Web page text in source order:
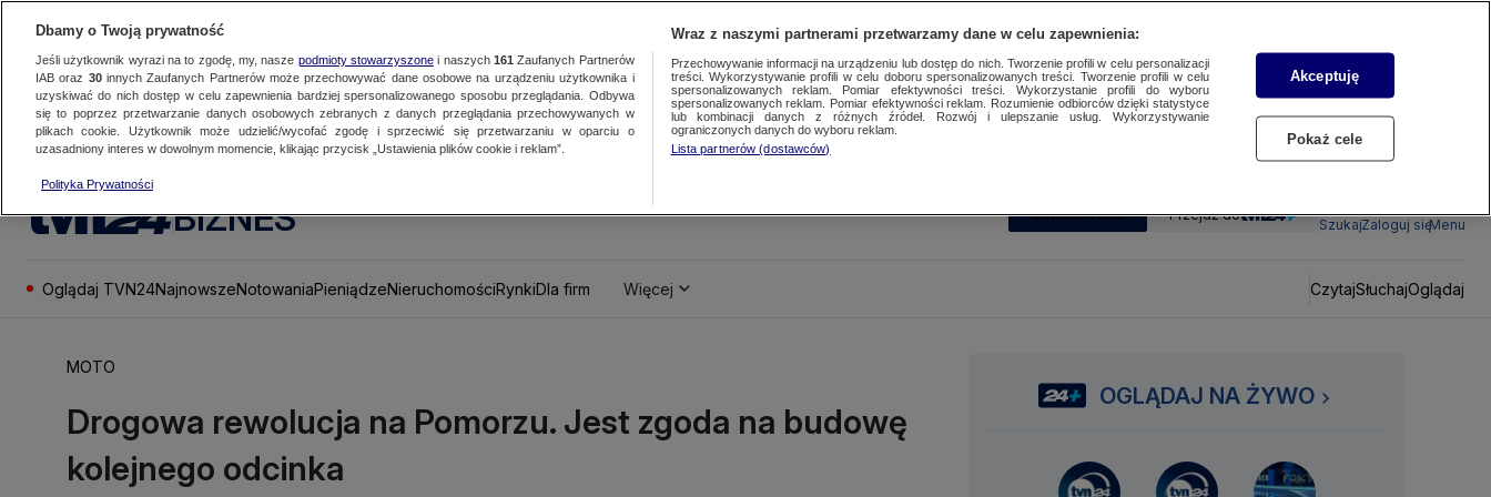
BIZNES SUBSKRYBUJ Przejdź do
SzukajZaloguj sięMenu
Oglądaj TVN24NajnowszeNotowaniaPieniądzeNieruchomościRynkiDla firm Więcej CzytajSłuchajOglądaj
MOTO
Drogowa rewolucja na Pomorzu. Jest zgoda na budowę
kolejnego odcinka
OGLĄDAJ NA ŻYWO
Dbamy o Twoją prywatność
Jeśli użytkownik wyrazi na to zgodę, my, nasze podmioty stowarzyszonei naszych 161 Zaufanych Partnerów
IAB oraz 30innych Zaufanych Partnerów może przechowywać dane osobowe na urządzeniu użytkownika i
uzyskiwać do nich dostęp w celu zapewnienia bardziej spersonalizowanego sposobu przeglądania. Odbywa
się to poprzez przetwarzanie danych osobowych zebranych z danych przeglądania przechowywanych w
plikach cookie. Użytkownik może udzielić/wycofać zgodę i sprzeciwić się przetwarzaniu w oparciu o
uzasadniony interes w dowolnym momencie, klikając przycisk „Ustawienia plików cookie i reklam”.
Polityka Prywatności
Wraz z naszymi partnerami przetwarzamy dane w celu zapewnienia:
Przechowywanie informacji na urządzeniu lub dostęp do nich. Tworzenie profili w celu personalizacji
treści. Wykorzystywanie profili w celu doboru spersonalizowanych treści. Tworzenie profili w celu
spersonalizowanych reklam. Pomiar efektywności treści. Wykorzystanie profili do wyboru
spersonalizowanych reklam. Pomiar efektywności reklam. Rozumienie odbiorców dzięki statystyce
lub kombinacji danych z różnych źródeł. Rozwój i ulepszanie usług. Wykorzystywanie
ograniczonych danych do wyboru reklam.
Lista partnerów (dostawców)
Akceptuję
Pokaż cele